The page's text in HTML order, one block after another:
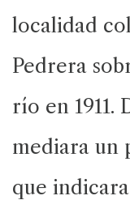
localidad
Pedrera
río en 1911.
mediara un
que